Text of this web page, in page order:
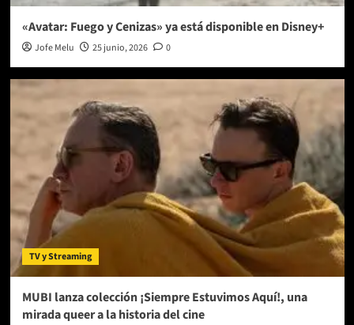
«Avatar: Fuego y Cenizas» ya está disponible en Disney+
Jofe Melu 25 junio, 2026 0
TV y Streaming
MUBI lanza colección ¡Siempre Estuvimos Aquí!, una
mirada queer a la historia del cine